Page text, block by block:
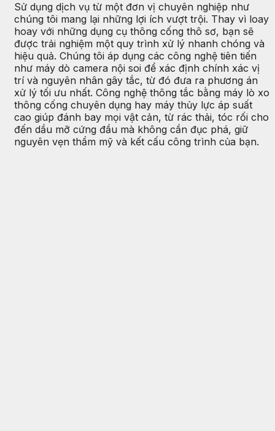
Sử dụng dịch vụ từ một đơn vị chuyên nghiệp như
chúng tôi mang lại những lợi ích vượt trội. Thay vì loay
hoay với những dụng cụ thông cống thô sơ, bạn sẽ
được trải nghiệm một quy trình xử lý nhanh chóng và
hiệu quả. Chúng tôi áp dụng các công nghệ tiên tiến
như máy dò camera nội soi để xác định chính xác vị
trí và nguyên nhân gây tắc, từ đó đưa ra phương án
xử lý tối ưu nhất. Công nghệ thông tắc bằng máy lò xo
thông cống chuyên dụng hay máy thủy lực áp suất
cao giúp đánh bay mọi vật cản, từ rác thải, tóc rối cho
đến dầu mỡ cứng đầu mà không cần đục phá, giữ
nguyên vẹn thẩm mỹ và kết cấu công trình của bạn.